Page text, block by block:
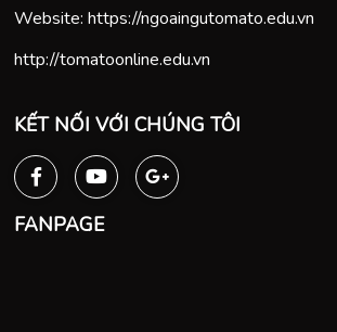
Website: https://ngoaingutomato.edu.vn
http://tomatoonline.edu.vn
KẾT NỐI VỚI CHÚNG TÔI
FANPAGE